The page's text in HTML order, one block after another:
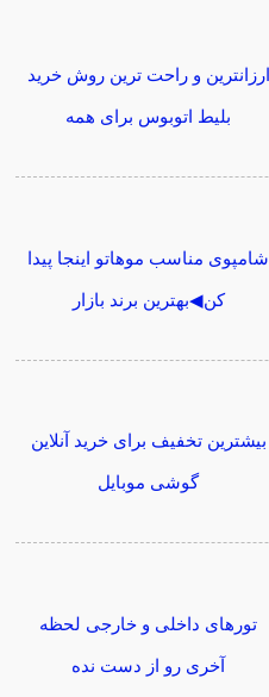
ارزانترین و راحت ترین روش خرید
بلیط اتوبوس برای همه
شامپوی مناسب موهاتو اینجا پیدا
کن◀بهترین برند بازار
بیشترین تخفیف برای خرید آنلاین
گوشی موبایل
تورهای داخلی و خارجی لحظه
آخری رو از دست نده